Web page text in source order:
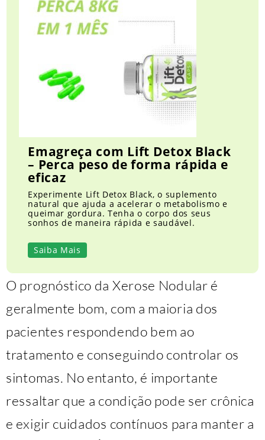
Emagreça com Lift Detox Black
– Perca peso de forma rápida e
eficaz
Experimente Lift Detox Black, o suplemento
natural que ajuda a acelerar o metabolismo e
queimar gordura. Tenha o corpo dos seus
sonhos de maneira rápida e saudável.
Saiba Mais
O prognóstico da Xerose Nodular é
geralmente bom, com a maioria dos
pacientes respondendo bem ao
tratamento e conseguindo controlar os
sintomas. No entanto, é importante
ressaltar que a condição pode ser crônica
e exigir cuidados contínuos para manter a